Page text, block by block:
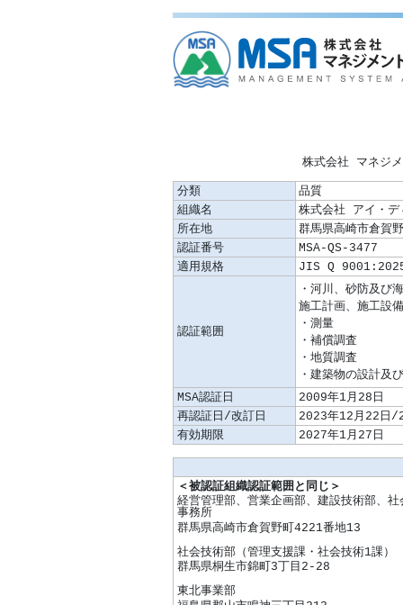
株式会社 マネジ
分類
品質
組織名
株式会社 アイ・
所在地
群馬県高崎市倉賀
認証番号
MSA-QS-3477
適用規格
JIS Q
認証範囲
MSA認証日
2009年1月28日
再認証日/改訂日
2023年12月22日/
有効期限
2027年1月27日
＜被認証組織認証範囲と同じ＞
経営管理部、営業企画部、建設技術部、
事務所
群馬県高崎市倉賀野町4221番地13
社会技術部（管理支援課・社会技術1課）
群馬県桐生市錦町3丁目2-28
東北事業部